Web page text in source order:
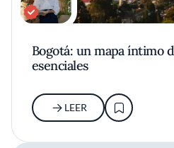
Bogotá: un mapa íntimo
esenciales
LEER